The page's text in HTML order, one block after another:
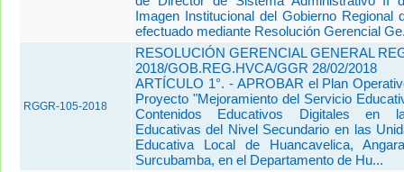
Imagen Institucional del Gobierno Regional
efectuado mediante Resolución Gerencial
RGGR-105-2018
RESOLUCIÓN GERENCIAL GENERAL
2018/GOB.REG.HVCA/GGR 28/02/2018
ARTÍCULO 1°. - APROBAR el Plan
Proyecto "Mejoramiento del Servicio
Contenidos Educativos Digitales en
Educativas del Nivel Secundario en las
Educativa Local de Huancavelica,
Surcubamba, en el Departamento de Hu...